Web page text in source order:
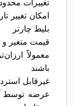
تغییرات
امکان تغییر
بلیط چارتر
قیمت متغیر و
معمولاً
باشند
غیرقابل
عرضه توسط